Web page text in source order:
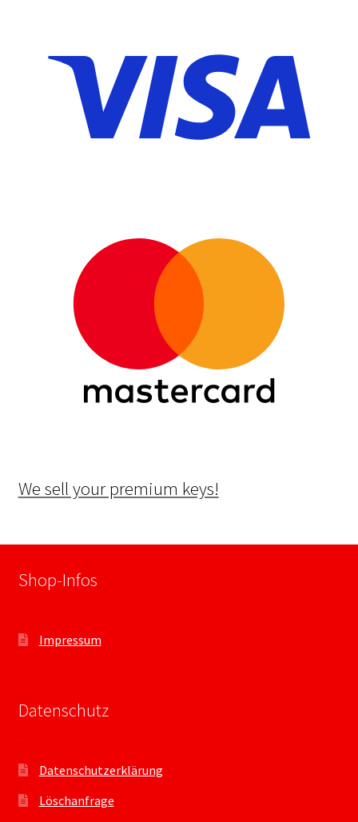
We sell your premium keys!
Shop-Infos
Impressum
Datenschutz
Datenschutzerklärung
Löschanfrage